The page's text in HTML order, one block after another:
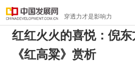
穿透力才是影响力
红红火火的喜悦：倪
《红高粱》赏析